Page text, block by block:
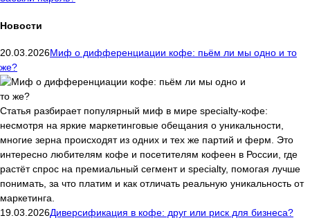
Новости
20.03.2026Миф о дифференциации кофе: пьём ли мы одно и то
же?
Статья разбирает популярный миф в мире specialty-кофе:
несмотря на яркие маркетинговые обещания о уникальности,
многие зерна происходят из одних и тех же партий и ферм. Это
интересно любителям кофе и посетителям кофеен в России, где
растёт спрос на премиальный сегмент и specialty, помогая лучше
понимать, за что платим и как отличать реальную уникальность от
маркетинга.
19.03.2026Диверсификация в кофе: друг или риск для бизнеса?